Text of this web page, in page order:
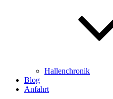
Hallenchronik
Blog
Anfahrt